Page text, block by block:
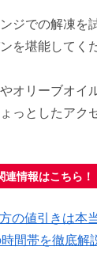
ジでの解凍を
を堪能してく
オリーブオイ
っとしたアク
連情報はこちら！
の値引きは本
間帯を徹底解